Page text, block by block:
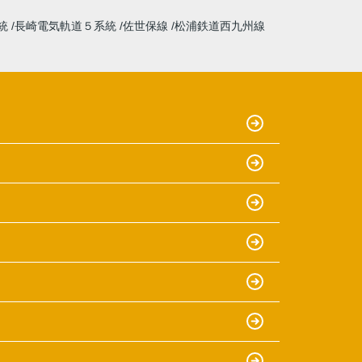
長崎電気軌道５系統 佐世保線 松浦鉄道西九州線